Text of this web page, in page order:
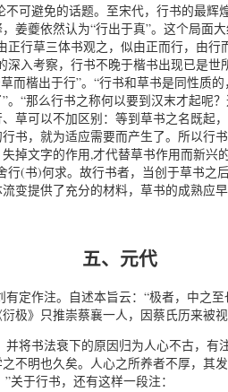
可避免的话题。至宋代，行书的最辉
姜夔依然认为“行出于真”。这个局面
正行草三体书观之，似由正而行，由行
深入考察，行书不晚于楷书出现已是世
而楷出于行”。“行书和草书是同性质
。“那么行书之称何以要到汉末才起呢
草可以不加区别：等到草书之名既起
书，就为适应需要而产生了。所以行
掉文字的作用,才代替草书作用而新兴
行(书)何求。故行书者，当创于草书之
变提供了充分的材料，草书的成熟应
五、元代
定作注。自述本旨云：“极者，中之至
极》只推崇蔡襄一人，因蔡氏历来被
将书法衰下的原因归为人心不古，有
不明也久矣。人心之所养者不厚，其
关于行书，还有这样一段注：